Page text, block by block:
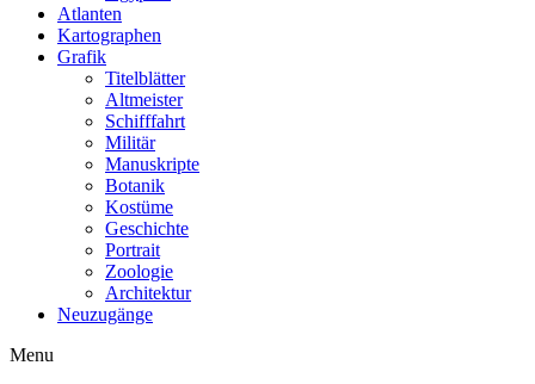
Atlanten
Kartographen
Grafik
Titelblätter
Altmeister
Schifffahrt
Militär
Manuskripte
Botanik
Kostüme
Geschichte
Portrait
Zoologie
Architektur
Neuzugänge
Menu